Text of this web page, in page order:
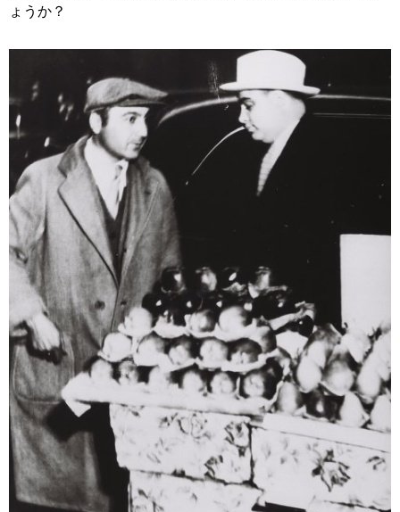
ょうか？